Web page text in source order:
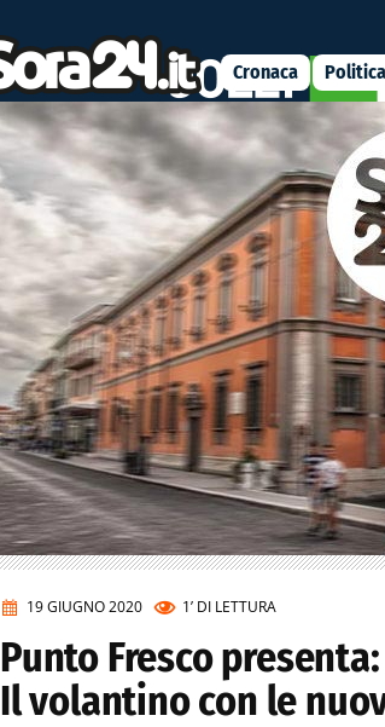
Cronaca Politica
19 GIUGNO 2020 1’ DI LETTURA
Punto Fresco
Il volantino con le